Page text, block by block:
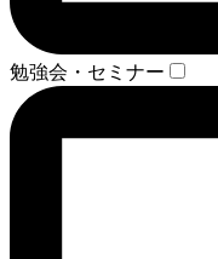
勉強会・セミナー